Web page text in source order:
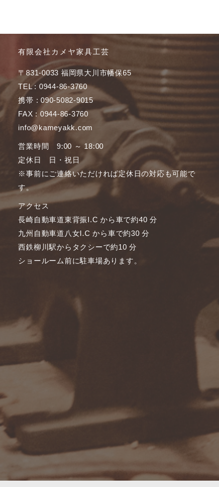
有限会社カメヤ家具工芸
〒831-0033 福岡県大川市幡保65
TEL : 0944-86-3760
携帯 : 090-5082-9015
FAX : 0944-86-3760
info@kameyakk.com
営業時間 9:00 ～ 18:00
定休日 日・祝日
※事前にご連絡いただければ定休日の対応も可能で
す。
アクセス
長崎自動車道東背振I.C から車で約40 分
九州自動車道八女I.C から車で約30 分
西鉄柳川駅からタクシーで約10 分
ショールーム前に駐車場あります。